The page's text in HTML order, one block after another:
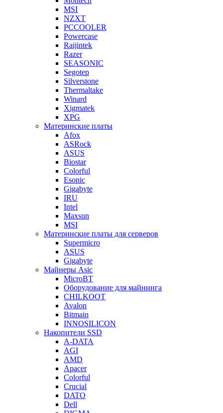
MSI
NZXT
PCCOOLER
Powercase
Raijintek
Razer
SEASONIC
Segotep
Silverstone
Thermaltake
Winard
Xigmatek
XPG
Материнские платы
Afox
ASRock
ASUS
Biostar
Colorful
Esonic
Gigabyte
IRU
Intel
Maxsun
MSI
Материнские платы для серверов
Supermicro
ASUS
Gigabyte
Майнеры Asic
MicroBT
Оборудование для майнинга
CHILKOOT
Avalon
Bitmain
INNOSILICON
Накопители SSD
A-DATA
AGI
AMD
Apacer
Colorful
Crucial
DATO
Dell